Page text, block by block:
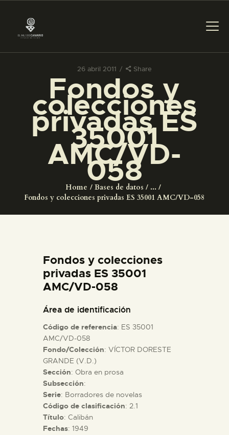
26 abril 2011 Share
Fondos y
colecciones
privadas ES
35001
AMC/VD-
058
Home Bases de datos
...
Fondos y colecciones privadas ES 35001 AMC/VD-058
PREPARAR LA VISITA
ACTIVIDADES
█
EL MUSEO
ESPAÑOL
ACTIVIDADES
█
EL MUSEO
COLECCIONES
Fondos y colecciones
privadas ES 35001
AMC/VD-058
Área de identificación
Código de referencia: ES 35001
AMC/VD-058
Fondo/Colección: VÍCTOR DORESTE
GRANDE (V.D.)
Sección: Obra en prosa
Subsección:
Serie: Borradores de novelas
Código de clasificación: 2.1
Título: Calibán
Fechas: 1949